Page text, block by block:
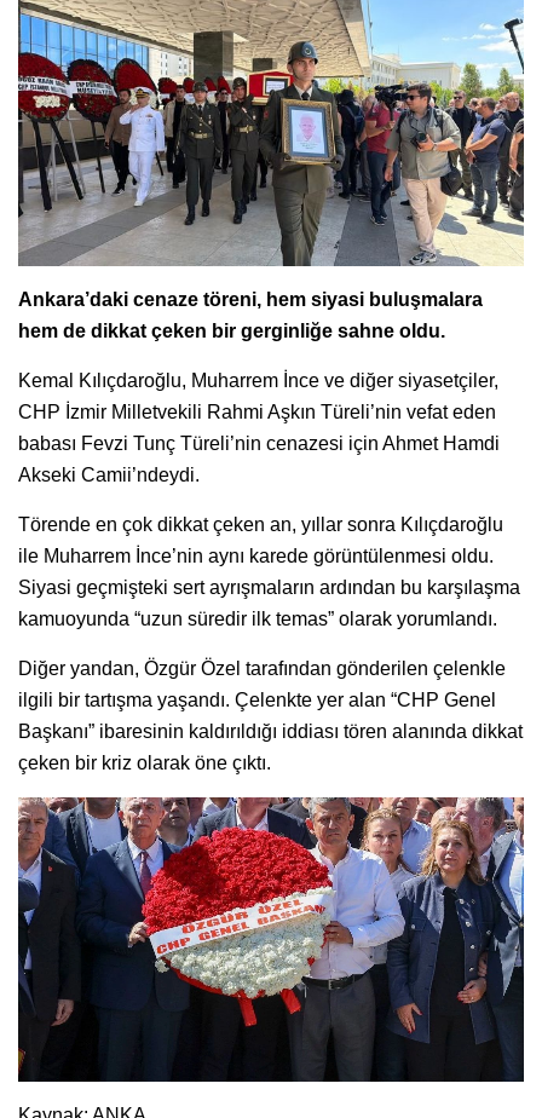
Ankara’daki cenaze töreni, hem siyasi buluşmalara
hem de dikkat çeken bir gerginliğe sahne oldu.
Kemal Kılıçdaroğlu, Muharrem İnce ve diğer siyasetçiler,
CHP İzmir Milletvekili Rahmi Aşkın Türeli’nin vefat eden
babası Fevzi Tunç Türeli’nin cenazesi için Ahmet Hamdi
Akseki Camii’ndeydi.
Törende en çok dikkat çeken an, yıllar sonra Kılıçdaroğlu
ile Muharrem İnce’nin aynı karede görüntülenmesi oldu.
Siyasi geçmişteki sert ayrışmaların ardından bu karşılaşma
kamuoyunda “uzun süredir ilk temas” olarak yorumlandı.
Diğer yandan, Özgür Özel tarafından gönderilen çelenkle
ilgili bir tartışma yaşandı. Çelenkte yer alan “CHP Genel
Başkanı” ibaresinin kaldırıldığı iddiası tören alanında dikkat
çeken bir kriz olarak öne çıktı.